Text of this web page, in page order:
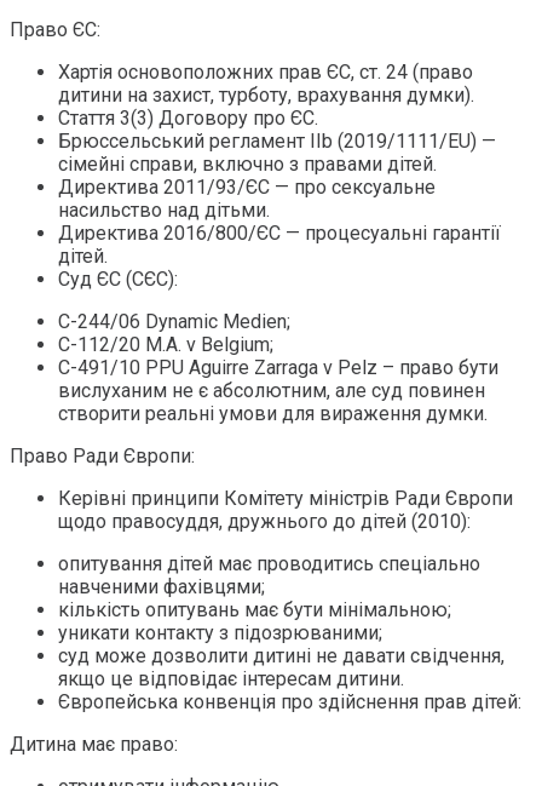
Право ЄС:
Хартія основоположних прав ЄС, ст. 24 (право
дитини на захист, турботу, врахування думки).
Стаття 3(3) Договору про ЄС.
Брюссельський регламент IIb (2019/1111/EU) —
сімейні справи, включно з правами дітей.
Директива 2011/93/ЄС — про сексуальне
насильство над дітьми.
Директива 2016/800/ЄС — процесуальні гарантії
дітей.
Суд ЄС (СЄС):
C-244/06 Dynamic Medien;
C-112/20 М.А. v Belgium;
C-491/10 PPU Aguirre Zarraga v Pelz – право бути
вислуханим не є абсолютним, але суд повинен
створити реальні умови для вираження думки.
Право Ради Європи:
Керівні принципи Комітету міністрів Ради Європи
щодо правосуддя, дружнього до дітей (2010):
опитування дітей має проводитись спеціально
навченими фахівцями;
кількість опитувань має бути мінімальною;
уникати контакту з підозрюваними;
суд може дозволити дитині не давати свідчення,
якщо це відповідає інтересам дитини.
Європейська конвенція про здійснення прав дітей:
Дитина має право: